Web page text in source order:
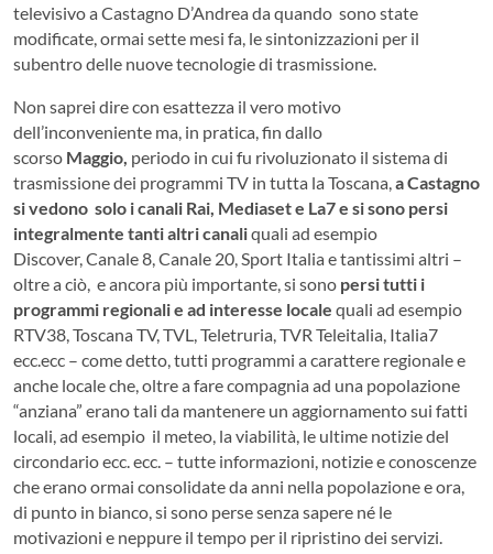
televisivo a Castagno D’Andrea da quando sono state
modificate, ormai sette mesi fa, le sintonizzazioni per il
subentro delle nuove tecnologie di trasmissione.
Non saprei dire con esattezza il vero motivo
dell’inconveniente ma, in pratica, fin dallo
scorso Maggio, periodo in cui fu rivoluzionato il sistema di
trasmissione dei programmi TV in tutta la Toscana,a Castagno
si vedono solo i canali Rai, Mediaset e La7 e si sono persi
integralmente tanti altri canaliquali ad esempio
Discover, Canale 8, Canale 20, Sport Italia e tantissimi altri –
oltre a ciò, e ancora più importante, si sono persi tutti i
programmi regionali e ad interesse locale quali ad esempio
RTV38, Toscana TV, TVL, Teletruria, TVR Teleitalia, Italia7
ecc.ecc – come detto, tutti programmi a carattere regionale e
anche locale che, oltre a fare compagnia ad una popolazione
“anziana” erano tali da mantenere un aggiornamento sui fatti
locali, ad esempio il meteo, la viabilità, le ultime notizie del
circondario ecc. ecc. – tutte informazioni, notizie e conoscenze
che erano ormai consolidate da anni nella popolazione e ora,
di punto in bianco, si sono perse senza sapere né le
motivazioni e neppure il tempo per il ripristino dei servizi.